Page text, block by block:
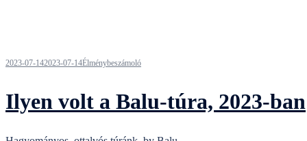
2023-07-142023-07-14Élménybeszámoló
Ilyen volt a Balu-túra, 2023-ban